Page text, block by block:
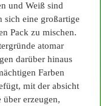
und Weiß sind
sich eine großartige
Pack zu mischen.
atomar
darüber hinaus
Farben
mit der absicht
erzeugen,